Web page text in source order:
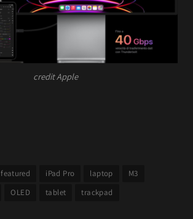
credit Apple
featured iPad Pro laptop
M3
OLED tablet trackpad